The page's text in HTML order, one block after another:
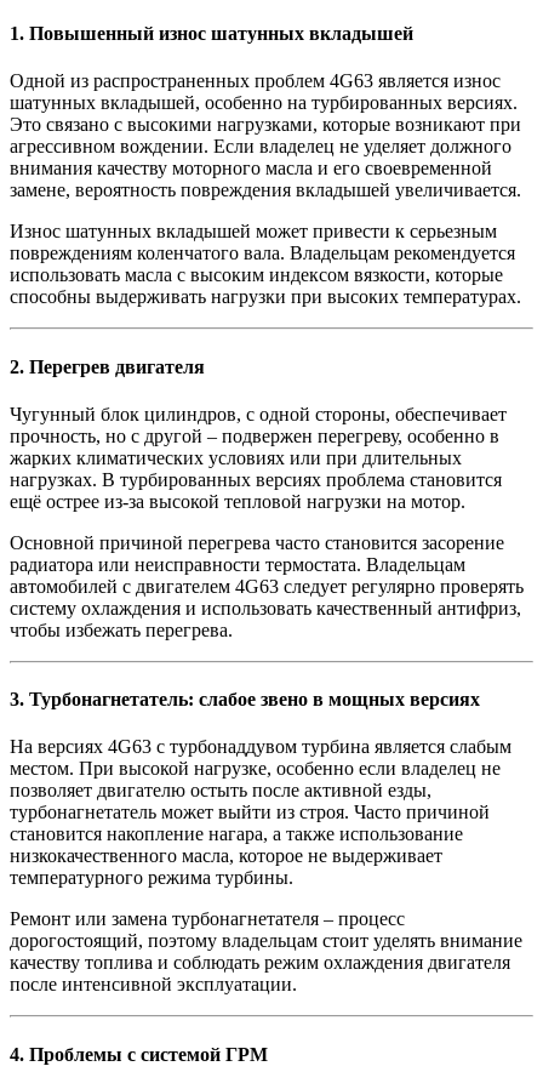
1. Повышенный износ шатунных вкладышей
Одной из распространенных проблем 4G63 является износ
шатунных вкладышей, особенно на турбированных версиях.
Это связано с высокими нагрузками, которые возникают при
агрессивном вождении. Если владелец не уделяет должного
внимания качеству моторного масла и его своевременной
замене, вероятность повреждения вкладышей увеличивается.
Износ шатунных вкладышей может привести к серьезным
повреждениям коленчатого вала. Владельцам рекомендуется
использовать масла с высоким индексом вязкости, которые
способны выдерживать нагрузки при высоких температурах.
2. Перегрев двигателя
Чугунный блок цилиндров, с одной стороны, обеспечивает
прочность, но с другой – подвержен перегреву, особенно в
жарких климатических условиях или при длительных
нагрузках. В турбированных версиях проблема становится
ещё острее из-за высокой тепловой нагрузки на мотор.
Основной причиной перегрева часто становится засорение
радиатора или неисправности термостата. Владельцам
автомобилей с двигателем 4G63 следует регулярно проверять
систему охлаждения и использовать качественный антифриз,
чтобы избежать перегрева.
3. Турбонагнетатель: слабое звено в мощных версиях
На версиях 4G63 с турбонаддувом турбина является слабым
местом. При высокой нагрузке, особенно если владелец не
позволяет двигателю остыть после активной езды,
турбонагнетатель может выйти из строя. Часто причиной
становится накопление нагара, а также использование
низкокачественного масла, которое не выдерживает
температурного режима турбины.
Ремонт или замена турбонагнетателя – процесс
дорогостоящий, поэтому владельцам стоит уделять внимание
качеству топлива и соблюдать режим охлаждения двигателя
после интенсивной эксплуатации.
4. Проблемы с системой ГРМ